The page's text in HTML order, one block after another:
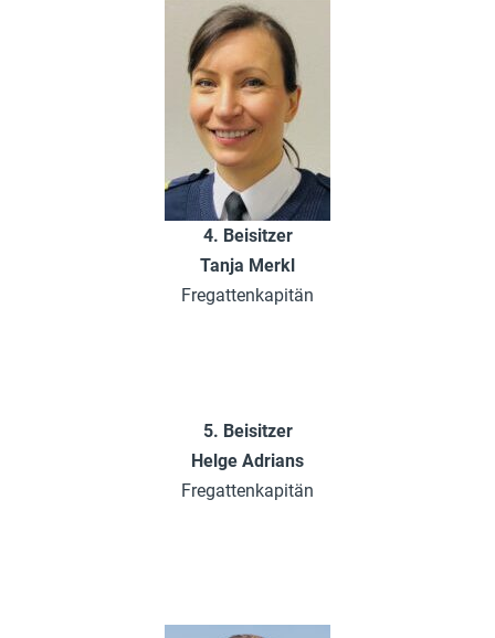
4. Beisitzer
Tanja Merkl
Fregattenkapitän
5. Beisitzer
Helge Adrians
Fregattenkapitän